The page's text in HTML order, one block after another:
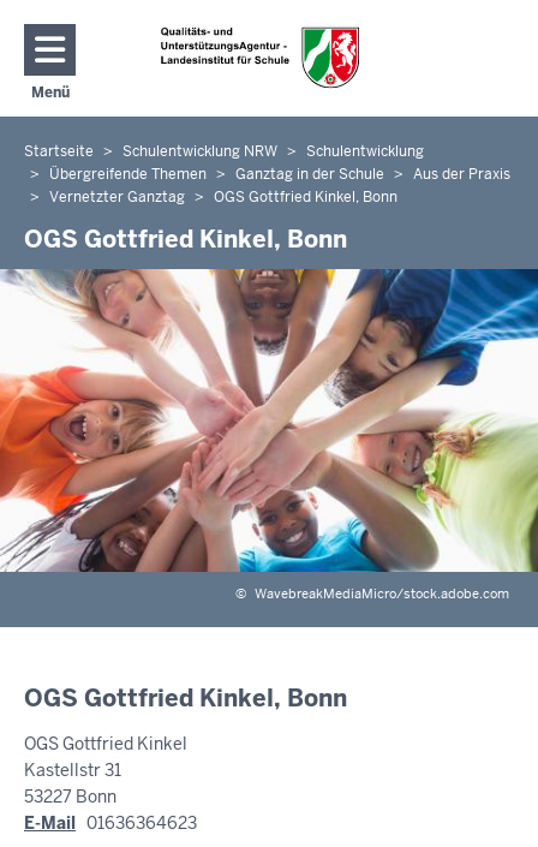
Direkt zum Inhalt
Menü
Navigation aktivieren/deaktivieren: Hauptmenü
Sie
befinden
hier
Startseite Schulentwicklung NRW
Schulentwicklung
Übergreifende Themen
Ganztag in der Schule
Aus der Praxis
Vernetzter Ganztag
OGS Gottfried Kinkel, Bonn
OGS Gottfried Kinkel, Bonn
© WavebreakMediaMicro/stock.adobe.com
OGS Gottfried Kinkel, Bonn
OGS Gottfried Kinkel
Kastellstr 31
53227 Bonn
E-Mail 01636364623